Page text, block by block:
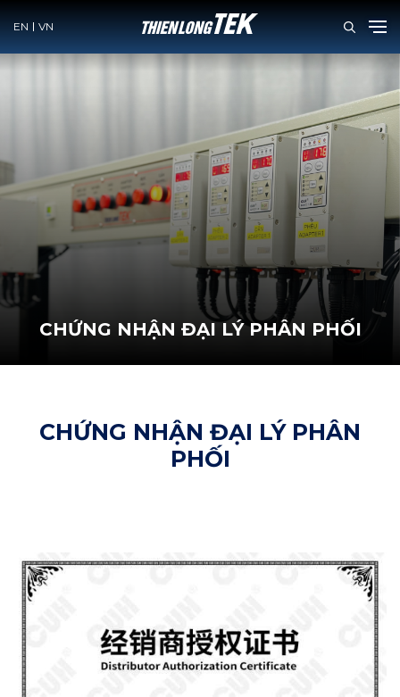
Skip
EN VN
CHỨNG NHẬN ĐẠI LÝ PHÂN PHỐI
CHỨNG NHẬN ĐẠI LÝ PHÂN
PHỐI